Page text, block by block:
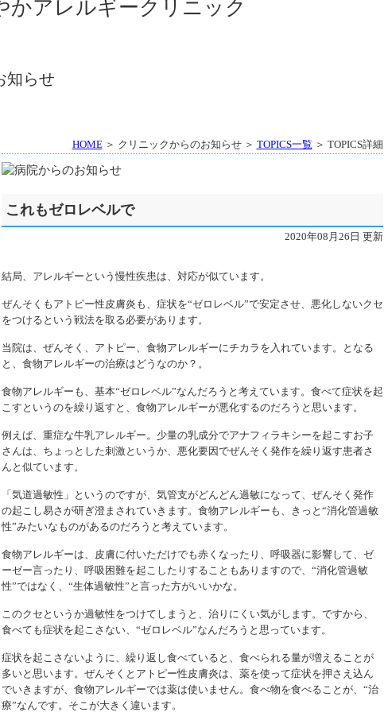
HOME＞ クリニックからのお知らせ ＞ TOPICS一覧 ＞ TOPICS詳細
これもゼロレベルで
2020年08月26日 更新
結局、アレルギーという慢性疾患は、対応が似ています。
ぜんそくもアトピー性皮膚炎も、症状を“ゼロレベル”で安定させ、悪化しないクセ
をつけるという戦法を取る必要があります。
当院は、ぜんそく、アトピー、食物アレルギーにチカラを入れています。となる
と、食物アレルギーの治療はどうなのか？。
食物アレルギーも、基本“ゼロレベル”なんだろうと考えています。食べて症状を起
こすというのを繰り返すと、食物アレルギーが悪化するのだろうと思います。
例えば、重症な牛乳アレルギー。少量の乳成分でアナフィラキシーを起こすお子
さんは、ちょっとした刺激というか、悪化要因でぜんそく発作を繰り返す患者さ
んと似ています。
「気道過敏性」というのですが、気管支がどんどん過敏になって、ぜんそく発作
の起こし易さが研ぎ澄まされていきます。食物アレルギーも、きっと“消化管過敏
性”みたいなものがあるのだろうと考えています。
食物アレルギーは、皮膚に付いただけでも赤くなったり、呼吸器に影響して、ゼ
ーゼー言ったり、呼吸困難を起こしたりすることもありますので、“消化管過敏
性”ではなく、“生体過敏性”と言った方がいいかな。
このクセというか過敏性をつけてしまうと、治りにくい気がします。ですから、
食べても症状を起こさない、“ゼロレベル”なんだろうと思っています。
症状を起こさないように、繰り返し食べていると、食べられる量が増えることが
多いと思います。ぜんそくとアトピー性皮膚炎は、薬を使って症状を押さえ込ん
でいきますが、食物アレルギーでは薬は使いません。食べ物を食べることが、“治
療”なんです。そこが大きく違います。